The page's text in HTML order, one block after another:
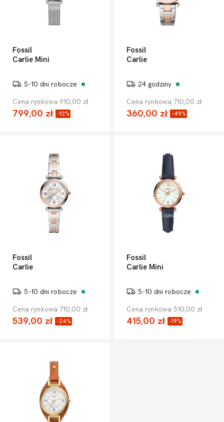
Fossil
Carlie Mini
5-10 dni robocze
Cena rynkowa 910,00 zł
799,00 zł -12%
Fossil
Carlie
24 godziny
Cena rynkowa 710,00 zł
360,00 zł -49%
Fossil
Carlie
5-10 dni robocze
Cena rynkowa 710,00 zł
539,00 zł -24%
Fossil
Carlie Mini
5-10 dni robocze
Cena rynkowa 510,00 zł
415,00 zł -19%